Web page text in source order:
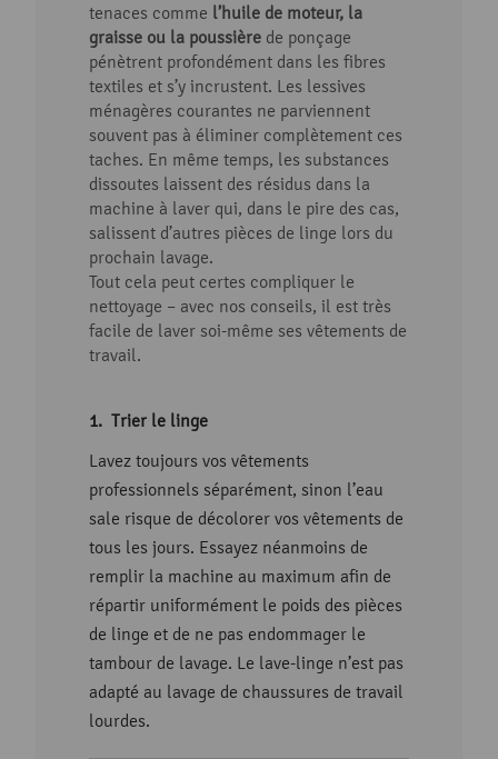
tenaces comme l’huile de moteur, la
graisse ou la poussière de ponçage
pénètrent profondément dans les fibres
textiles et s’y incrustent. Les lessives
ménagères courantes ne parviennent
souvent pas à éliminer complètement ces
taches. En même temps, les substances
dissoutes laissent des résidus dans la
machine à laver qui, dans le pire des cas,
salissent d’autres pièces de linge lors du
prochain lavage.
Tout cela peut certes compliquer le
nettoyage – avec nos conseils, il est très
facile de laver soi-même ses vêtements de
travail.
Trier le linge
Lavez toujours vos vêtements
professionnels séparément, sinon l’eau
sale risque de décolorer vos vêtements de
tous les jours. Essayez néanmoins de
remplir la machine au maximum afin de
répartir uniformément le poids des pièces
de linge et de ne pas endommager le
tambour de lavage. Le lave-linge n’est pas
adapté au lavage de chaussures de travail
lourdes.